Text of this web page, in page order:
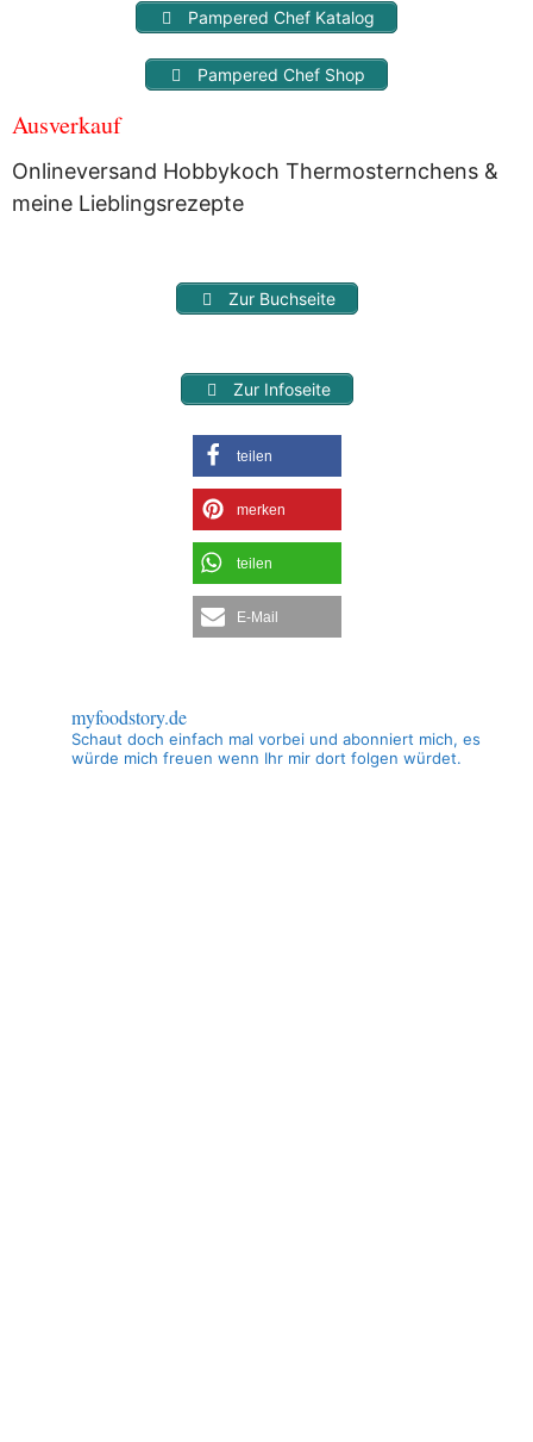
Pampered Chef Katalog
Pampered Chef Shop
Ausverkauf
Onlineversand Hobbykoch Thermosternchens &
meine Lieblingsrezepte
Zur Buchseite
Zur Infoseite
teilen
merken
teilen
E-Mail
myfoodstory.de
Schaut doch einfach mal vorbei und abonniert mich, es
würde mich freuen wenn Ihr mir dort folgen würdet.